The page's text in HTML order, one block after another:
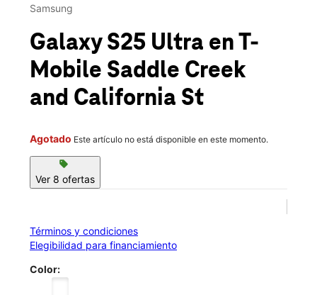
Jue.:10:00 a.m. a 8:00 p.m.
530 N Saddle Creek Rd Omaha, NE 68131
Samsung
Galaxy S25 Ultra en T-
Mobile Saddle Creek
and California St
Agotado Este artículo no está disponible en este momento.
sell
Ver 8 ofertas
Términos y condiciones
Elegibilidad para financiamiento
Color: